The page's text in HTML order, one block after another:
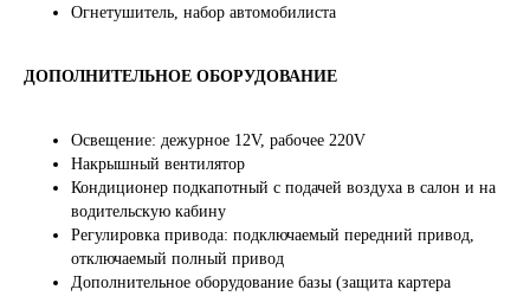
Огнетушитель, набор автомобилиста
ДОПОЛНИТЕЛЬНОЕ ОБОРУДОВАНИЕ
Освещение: дежурное 12V, рабочее 220V
Накрышный вентилятор
Кондиционер подкапотный с подачей воздуха в салон и на
водительскую кабину
Регулировка привода: подключаемый передний привод,
отключаемый полный привод
Дополнительное оборудование базы (защита картера